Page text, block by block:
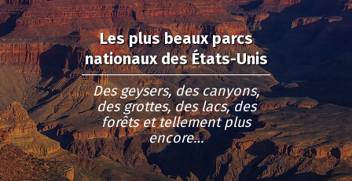
Les plus beaux parcs
nationaux des États-Unis
Des geysers, des canyons,
des grottes, des lacs, des
forêts et tellement plus
encore…